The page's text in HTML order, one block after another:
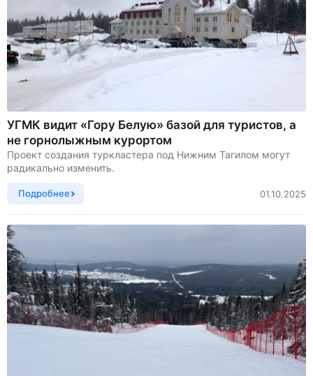
УГМК видит «Гору Белую» базой для туристов, а
не горнолыжным курортом
Проект создания туркластера под Нижним Тагилом могут
радикально изменить.
Подробнее 01.10.2025